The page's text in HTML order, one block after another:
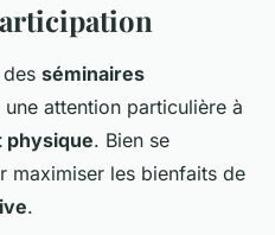
séminaires
une attention particulière à
physique. Bien se
maximiser les bienfaits de
.